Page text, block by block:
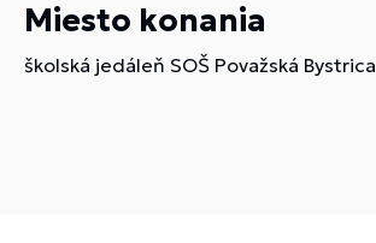
Miesto konania
školská jedáleň SOŠ Považská Bystrica